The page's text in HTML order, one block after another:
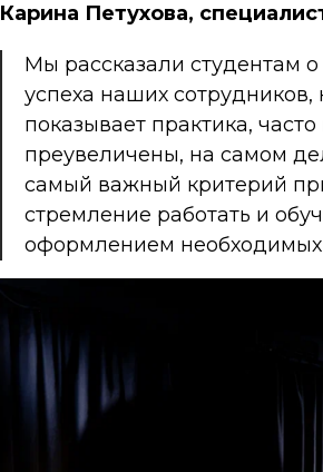
Карина Петухова,
Мы рассказали студентам
успеха наших
показывает практика,
преувеличены, на самом
самый важный критерий
стремление работать и
оформлением необходимых